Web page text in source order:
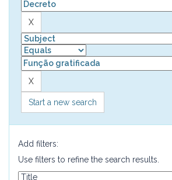
Start a new search
Add filters:
Use filters to refine the search results.